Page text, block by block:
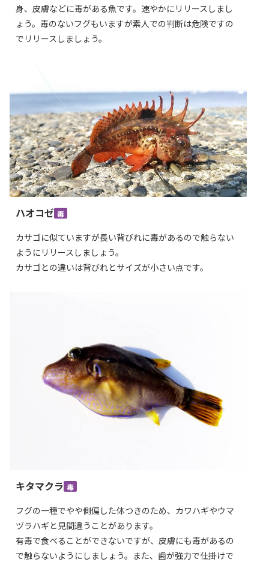
身、皮膚などに毒がある魚です。速やかにリリースしまし
ょう。毒のないフグもいますが素人での判断は危険ですの
でリリースしましょう。
ハオコゼ 毒
カサゴに似ていますが長い背びれに毒があるので触らない
ようにリリースしましょう。
カサゴとの違いは背びれとサイズが小さい点です。
キタマクラ 毒
フグの一種でやや側偏した体つきのため、カワハギやウマ
ヅラハギと見間違うことがあります。
有毒で食べることができないですが、皮膚にも毒があるの
で触らないようにしましょう。また、歯が強力で仕掛けで